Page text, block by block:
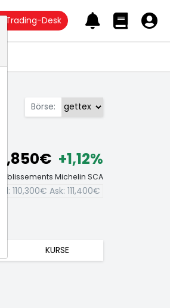
Trading-Desk
Börse:
+1,12%
Michelin SCA
Bid: 110,300€ Ask: 111,400€
KURSE